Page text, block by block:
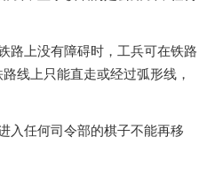
路上没有障碍时，工兵可在铁路
线上只能直走或经过弧形线，
入任何司令部的棋子不能再移